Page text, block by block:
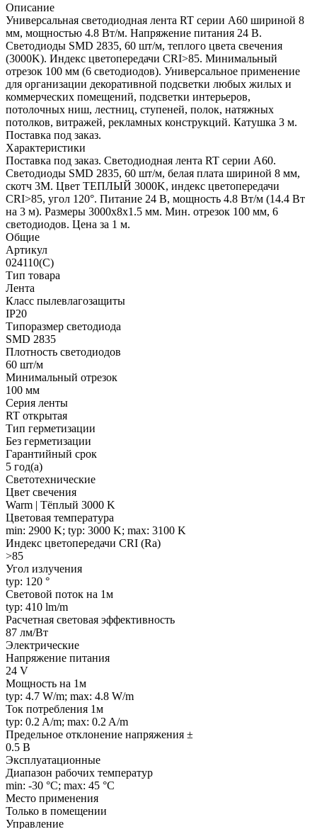
Описание
Универсальная светодиодная лента RT серии A60 шириной 8
мм, мощностью 4.8 Вт/м. Напряжение питания 24 В.
Светодиоды SMD 2835, 60 шт/м, теплого цвета свечения
(3000K). Индекс цветопередачи CRI>85. Минимальный
отрезок 100 мм (6 светодиодов). Универсальное применение
для организации декоративной подсветки любых жилых и
коммерческих помещений, подсветки интерьеров,
потолочных ниш, лестниц, ступеней, полок, натяжных
потолков, витражей, рекламных конструкций. Катушка 3 м.
Поставка под заказ.
Характеристики
Поставка под заказ. Светодиодная лента RT серии A60.
Светодиоды SMD 2835, 60 шт/м, белая плата шириной 8 мм,
скотч 3M. Цвет ТЕПЛЫЙ 3000K, индекс цветопередачи
CRI>85, угол 120°. Питание 24 В, мощность 4.8 Вт/м (14.4 Вт
на 3 м). Размеры 3000x8x1.5 мм. Мин. отрезок 100 мм, 6
светодиодов. Цена за 1 м.
Общие
Артикул
024110(C)
Тип товара
Лента
Класс пылевлагозащиты
IP20
Типоразмер светодиода
SMD 2835
Плотность светодиодов
60 шт/м
Минимальный отрезок
100 мм
Серия ленты
RT открытая
Тип герметизации
Без герметизации
Гарантийный срок
5 год(а)
Светотехнические
Цвет свечения
Warm | Тёплый 3000 K
Цветовая температура
min: 2900 K; typ: 3000 K; max: 3100 K
Индекс цветопередачи CRI (Ra)
>85
Угол излучения
typ: 120 °
Световой поток на 1м
typ: 410 lm/m
Расчетная световая эффективность
87 лм/Вт
Электрические
Напряжение питания
24 V
Мощность на 1м
typ: 4.7 W/m; max: 4.8 W/m
Ток потребления 1м
typ: 0.2 A/m; max: 0.2 A/m
Предельное отклонение напряжения ±
0.5 В
Эксплуатационные
Диапазон рабочих температур
min: -30 °C; max: 45 °C
Место применения
Только в помещении
Управление